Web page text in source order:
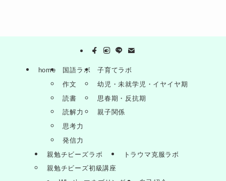
home
国語ラボ
作文
読書
読解力
思考力
発信力
子育てラボ
幼児・未就学児・イヤイヤ期
思春期・反抗期
親子関係
親勉チビーズラボ
親勉チビーズ初級講座
トラウマ克服ラボ